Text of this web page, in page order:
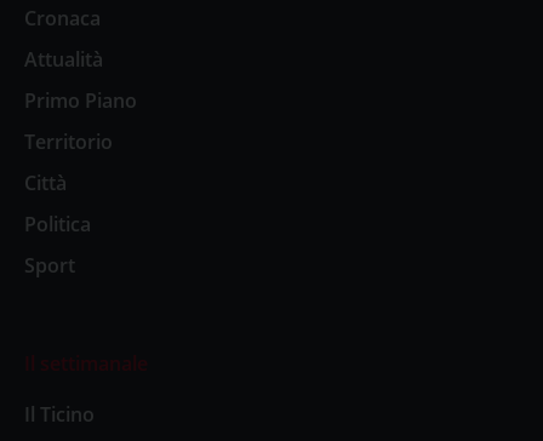
Cronaca
Attualità
Primo Piano
Territorio
Città
Politica
Sport
Il settimanale
Il Ticino